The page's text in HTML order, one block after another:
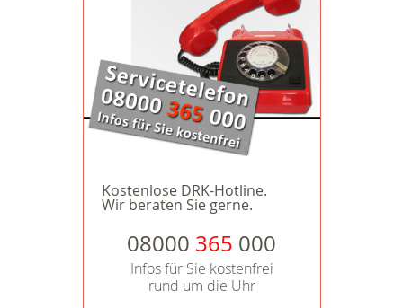
Kostenlose DRK-Hotline.
Wir beraten Sie gerne.
08000 365 000
Infos für Sie kostenfrei
rund um die Uhr